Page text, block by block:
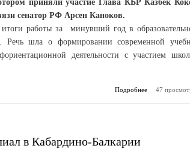
приняли участие Глава КБР Казбек
сенатор РФ Арсен Каноков.
работы за минувший год в
Речь шла о формировании современной
деятельности с участием
Подробнее
о Первое
47
в Кабардино-Балкарии